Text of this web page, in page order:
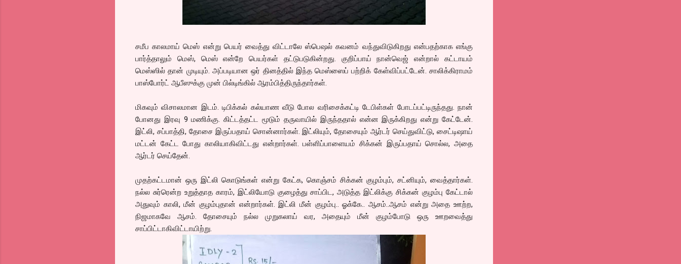
சமீப காலமாய் மெஸ் என்று பெயர் வைத்து விட்டாலே ஸ்பெஷல் கவனம் வந்துவிடுகிறது என்பதற்காக எங்கு
பார்த்தாலும் மெஸ், மெஸ் என்றே பெயர்கள் தட்டுபடுகின்றது. குறிப்பாய் நான்வெஜ் என்றால் கட்டாயம்
மெஸ்ஸில் தான் முடியும். அப்படியான ஒர் தினத்தில் இந்த மெஸ்ஸைப் பற்றிக் கேள்விப்பட்டேன். சாலிக்கிராமம்
பாஸ்போர்ட் ஆபீஸுக்கு முன் பில்டிங்கில் ஆரம்பித்திருந்தார்கள்.
மிகவும் விசாலமான இடம். டிபிக்கல் கல்யாண வீடு போல வரிசைக்கட்டி டேபிள்கள் போடப்பட்டிருந்தது. நான்
போனது இரவு 9 மணிக்கு. கிட்டத்தட்ட மூடும் தருவாயில் இருந்ததால் என்ன இருக்கிறது என்று கேட்டேன்.
இட்லி, சப்பாத்தி, தோசை இருப்பதாய் சொன்னார்கள். இட்லியும், தோசையும் ஆர்டர் செய்துவிட்டு, சைட்டிஷாய்
மட்டன் கேட்ட போது காலியாகிவிட்டது என்றார்கள். பள்ளிப்பாளையம் சிக்கன் இருப்பதாய் சொல்ல, அதை
ஆர்டர் செய்தேன்.
முதற்கட்டமான் ஒரு இட்லி கொடுங்கள் என்று கேட்க, கொஞ்சம் சிக்கன் குழம்பும், சட்னியும், வைத்தார்கள்.
நல்ல சுர்ரென்ற உறுத்தாத காரம், இட்லியோடு குழைத்து சாப்பிட, அடுத்த இட்லிக்கு சிக்கன் குழம்பு கேட்டால்
அதுவும் காலி, மீன் குழம்புதான் என்றார்கள். இட்லி மீன் குழம்பு.. ஓக்கே.. ஆசம்..ஆசம் என்று அதை ஊற்ற,
நிஜமாகவே ஆசம். தோசையும் நல்ல முறுகலாய் வர, அதையும் மீன் குழம்போடு ஒரு ஊறவைத்து
சாப்பிட்டாகிவிட்டாயிற்று.